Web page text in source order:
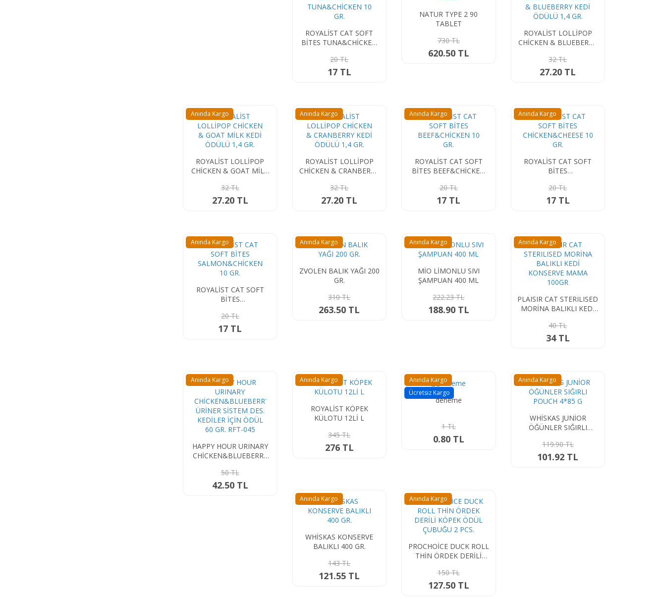
ROYALİST CAT SOFT
BİTES TUNA&CHİCKEN
20 TL
17 TL
NATUR TYPE 2 90
TABLET
730 TL
620.50 TL
ROYALİST LOLLİPOP
CHİCKEN & BLUEBERRY
32 TL
27.20 TL
ROYALİST LOLLİPOP
CHİCKEN & GOAT MİLK
32 TL
27.20 TL
Anında Kargo
ROYALİST LOLLİPOP
CHİCKEN & CRANBERRY
32 TL
27.20 TL
Anında Kargo
ROYALİST CAT SOFT
BİTES BEEF&CHİCKEN
20 TL
17 TL
Anında Kargo
ROYALİST CAT SOFT
BİTES
GR.
20 TL
17 TL
Anında Kargo
ROYALİST CAT SOFT
BİTES
GR.
20 TL
17 TL
Anında Kargo
ZVOLEN BALIK YAĞI 200
GR.
310 TL
263.50 TL
Anında Kargo
MİO LİMONLU SIVI
ŞAMPUAN 400 ML
222.23 TL
188.90 TL
Anında Kargo
PLAISIR CAT STERILISED
MORİNA BALIKLI KEDİ
100GR
40 TL
34 TL
Anında Kargo
HAPPY HOUR URINARY
CHİCKEN&BLUEBERRY
KEDİLER İÇİN ÖDÜL 60
GR. RFT-045
50 TL
42.50 TL
Anında Kargo
ROYALİST KÖPEK
KÜLOTU 12Lİ L
345 TL
276 TL
Anında Kargo
deneme
1 TL
0.80 TL
Anında Kargo
Ücretsiz Kargo
WHİSKAS JUNİOR
ÖĞÜNLER SIĞIRLI
119.90 TL
101.92 TL
Anında Kargo
WHİSKAS KONSERVE
BALIKLI 400 GR.
143 TL
121.55 TL
Anında Kargo
PROCHOİCE DUCK ROLL
THİN ÖRDEK DERİLİ
2 PCS.
150 TL
127.50 TL
Anında Kargo